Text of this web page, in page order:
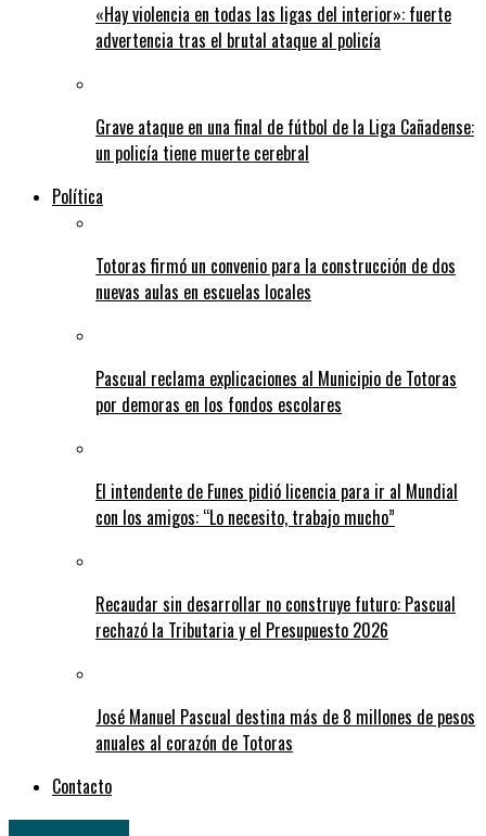
«Hay violencia en todas las ligas del interior»: fuerte
advertencia tras el brutal ataque al policía
Grave ataque en una final de fútbol de la Liga Cañadense:
un policía tiene muerte cerebral
Política
Totoras firmó un convenio para la construcción de dos
nuevas aulas en escuelas locales
Pascual reclama explicaciones al Municipio de Totoras
por demoras en los fondos escolares
El intendente de Funes pidió licencia para ir al Mundial
con los amigos: “Lo necesito, trabajo mucho”
Recaudar sin desarrollar no construye futuro: Pascual
rechazó la Tributaria y el Presupuesto 2026
José Manuel Pascual destina más de 8 millones de pesos
anuales al corazón de Totoras
Contacto